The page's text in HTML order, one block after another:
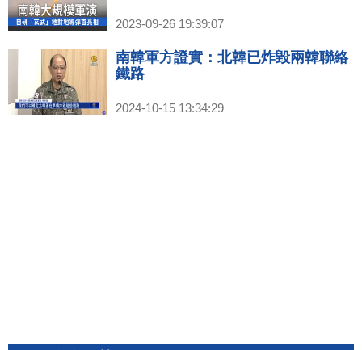
2023-09-26 19:39:07
南韓軍方證實：北韓已炸毀兩韓聯絡
鐵路
2024-10-15 13:34:29